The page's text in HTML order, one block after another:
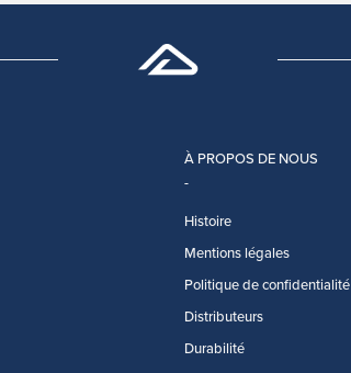
À PROPOS DE NOUS
Histoire
Mentions légales
Politique de confidentialité
Distributeurs
Durabilité